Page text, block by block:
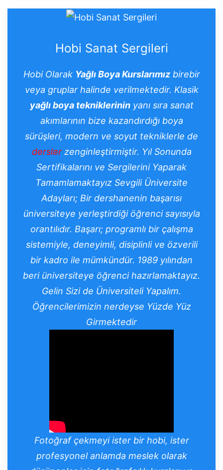
Hobi Sanat Sergileri
Hobi Olarak Yağlı Boya Kurslarımızbirebir
veya gruplar halinde verilmektedir. Klasik
yağlı boya tekniklerininyanı sıra sanat
akımlarının bize kazandırdığı boya
sürüşleri, modern ve soyut tekniklerle de
dersler zenginleştirmiştir. Yıl Sonunda
Sertifikalarını ve Sergilerini Yaparak
Tamamlamaktayız Sevgili Üniversite
Adayları; Bir dershanenin başarısı
üniversiteye yerleştirdiği öğrenci sayısıyla
orantılıdır. Başarı; programlı bir çalışma
sistemiyle, deneyimli, disiplinli ve özverili
bir kadro ile mümkündür. 1989 yılından
beri üniversiteye öğrenci hazırlamaktayız.
Gelin Sizi de ÜniversiteliYapalım.
Öğrencilerimizin nerdeyse Yüzde Yüz
Girmektedir
Fotoğraf çekmeyiister bir hobi, ister
profesyonel anlamda meslek olarak